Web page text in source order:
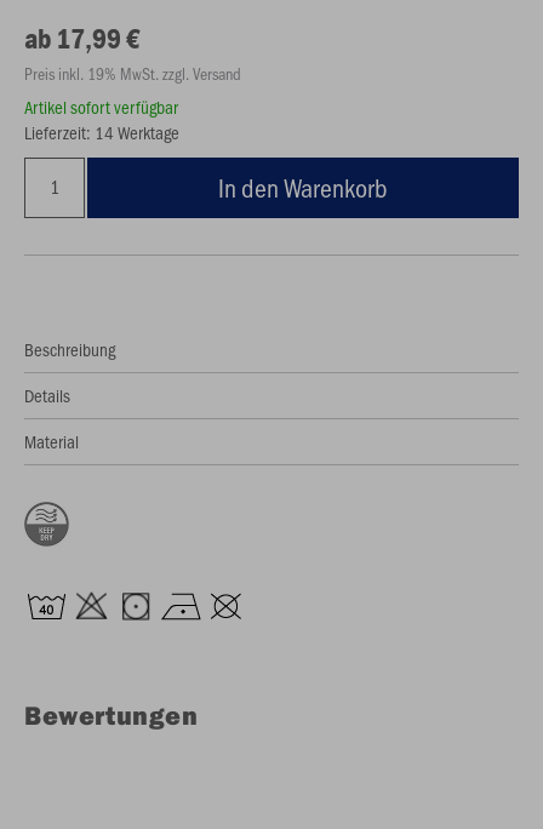
ab 17,99 €
Preis inkl. 19% MwSt. zzgl. Versand
Artikel sofort verfügbar
Lieferzeit: 14 Werktage
In den Warenkorb
Beschreibung
Details
Material
Bewertungen